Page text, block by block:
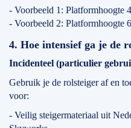
- Voorbeeld 1:
- Voorbeeld 2:
4. Hoe intensief ga je de
Incidenteel (particulier
Gebruik je de rolsteiger af en
voor:
- Veilig steigermateriaal uit